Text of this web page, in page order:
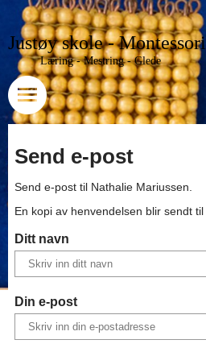
Justøy skole -
Læring - Mestring - Glede
Send e-post
Send e-post til Nathalie Mariussen.
En kopi av henvendelsen blir sendt
Ditt navn
Din e-post